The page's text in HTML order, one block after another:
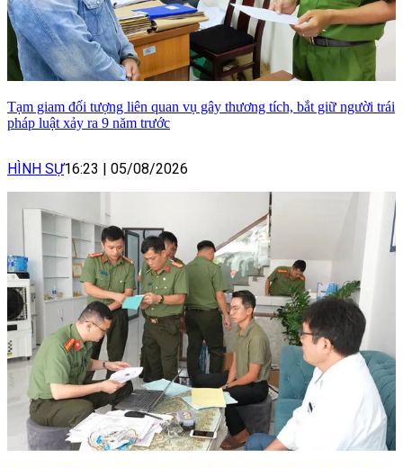
Tạm giam đối tượng liên quan vụ gây thương tích, bắt giữ người trái
pháp luật xảy ra 9 năm trước
HÌNH SỰ16:23 | 05/08/2026